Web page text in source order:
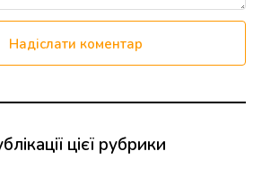
Надіслати коментар
цієї рубрики